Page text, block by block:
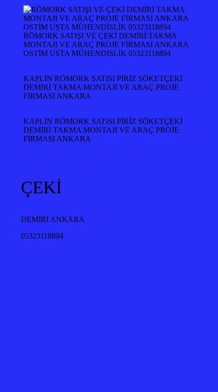
RÖMORK SATIŞI VE ÇEKİ DEMİRİ TAKMA
MONTAJI VE ARAÇ PROJE FİRMASI ANKARA
OSTİM USTA MÜHENDİSLİK 05323118894
KAPLİN RÖMORK SATISI PİRİZ SÖKETÇEKİ
DEMİRİ TAKMA MONTAJI VE ARAÇ PROJE
FİRMASI ANKARA
KAPLİN RÖMORK SATISI PİRİZ SÖKETÇEKİ
DEMİRİ TAKMA MONTAJI VE ARAÇ PROJE
FİRMASI ANKARA
ÇEKİ
DEMİRİ ANKARA
05323118894